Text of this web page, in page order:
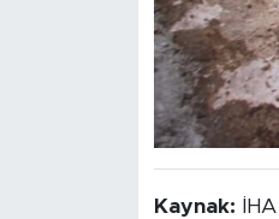
Kaynak: İHA